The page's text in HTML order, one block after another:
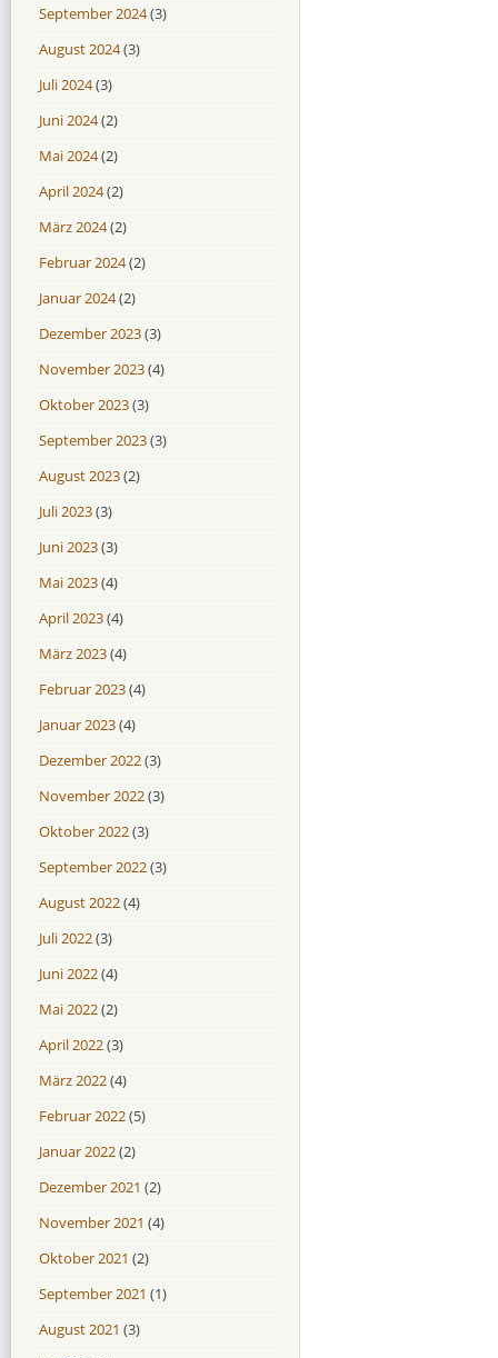
September 2024(3)
August 2024(3)
Juli 2024(3)
Juni 2024(2)
Mai 2024(2)
April 2024(2)
März 2024(2)
Februar 2024(2)
Januar 2024(2)
Dezember 2023(3)
November 2023(4)
Oktober 2023(3)
September 2023(3)
August 2023(2)
Juli 2023(3)
Juni 2023(3)
Mai 2023(4)
April 2023(4)
März 2023(4)
Februar 2023(4)
Januar 2023(4)
Dezember 2022(3)
November 2022(3)
Oktober 2022(3)
September 2022(3)
August 2022(4)
Juli 2022(3)
Juni 2022(4)
Mai 2022(2)
April 2022(3)
März 2022(4)
Februar 2022(5)
Januar 2022(2)
Dezember 2021 (2)
November 2021 (4)
Oktober 2021 (2)
September 2021 (1)
August 2021 (3)